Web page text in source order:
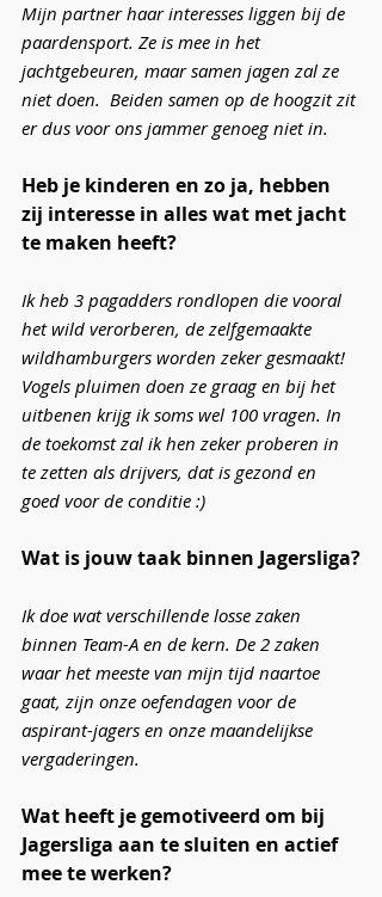
Mijn partner haar interesses liggen bij de
paardensport. Ze is mee in het
jachtgebeuren, maar samen jagen zal ze
niet doen.  Beiden samen op de hoogzit zit
er dus voor ons jammer genoeg niet in.
Heb je kinderen en zo ja, hebben
zij interesse in alles wat met jacht
te maken heeft?
Ik heb 3 pagadders rondlopen die vooral
het wild verorberen, de zelfgemaakte
wildhamburgers worden zeker gesmaakt!
Vogels pluimen doen ze graag en bij het
uitbenen krijg ik soms wel 100 vragen. In
de toekomst zal ik hen zeker proberen in
te zetten als drijvers, dat is gezond en
goed voor de conditie :)
Wat is jouw taak binnen Jagersliga?
Ik doe wat verschillende losse zaken
binnen Team-A en de kern. De 2 zaken
waar het meeste van mijn tijd naartoe
gaat, zijn onze oefendagen voor de
aspirant-jagers en onze maandelijkse
vergaderingen.
Wat heeft je gemotiveerd om bij
Jagersliga aan te sluiten en actief
mee te werken?